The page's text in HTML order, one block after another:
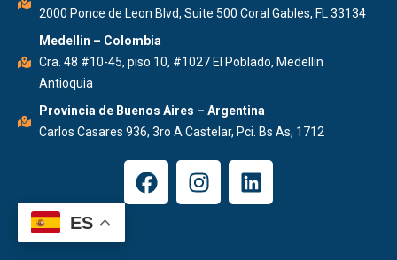
2000 Ponce de Leon Blvd, Suite 500 Coral Gables, FL 33134
Medellin – Colombia
Cra. 48 #10-45, piso 10, #1027 El Poblado, Medellin
Antioquia
Provincia de Buenos Aires – Argentina
Carlos Casares 936, 3ro A Castelar, Pci. Bs As, 1712
F
a
I
n
L
i
ES